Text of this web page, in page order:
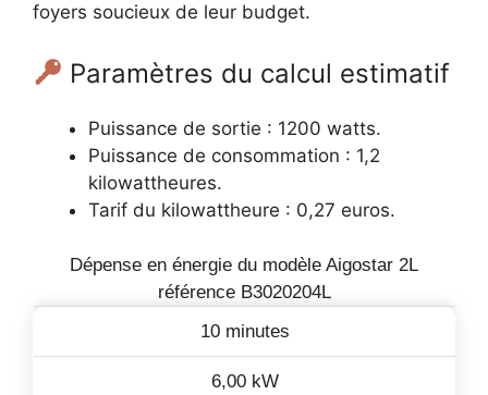
foyers soucieux de leur budget.
Paramètres du calcul estimatif
Puissance de sortie : 1200 watts.
Puissance de consommation : 1,2
kilowattheures.
Tarif du kilowattheure : 0,27 euros.
Dépense en énergie du modèle Aigostar 2L
référence B3020204L
10 minutes
6,00 kW